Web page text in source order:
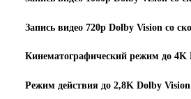
Запись видео 720p Dolby Vision со
Кинематографический режим до 4K
Режим действия до 2,8K Dolby